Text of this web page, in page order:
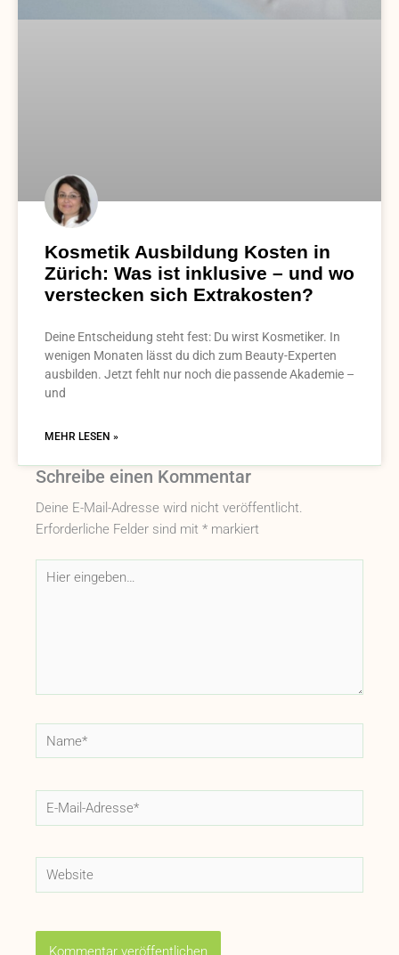
Kosmetik Ausbildung Kosten in
Zürich: Was ist inklusive – und wo
verstecken sich Extrakosten?
Deine Entscheidung steht fest: Du wirst Kosmetiker. In
wenigen Monaten lässt du dich zum Beauty-Experten
ausbilden. Jetzt fehlt nur noch die passende Akademie –
und
MEHR LESEN »
Schreibe einen Kommentar
Deine E-Mail-Adresse wird nicht veröffentlicht.
Erforderliche Felder sind mit * markiert
Hier
Name*
Mail-
Website